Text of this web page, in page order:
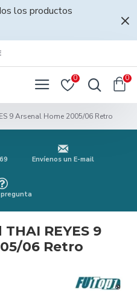
los productos
0 0
9 Arsenal Home 2005/06 Retro
Envíenos un E-mail
REYES 9
06 Retro